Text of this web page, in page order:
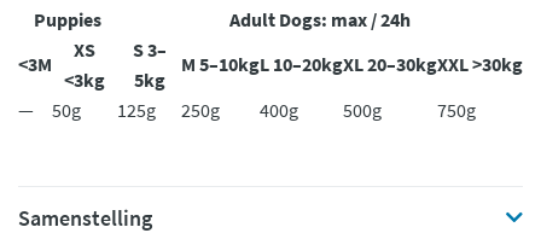
Puppies
Adult Dogs: max / 24h
<3M
XS
<3kg
S 3–
5kg
M 5–10kgL 10–20kgXL 20–30kgXXL >30kg
—
50g 125g 250g 400g 500g 750g
Samenstelling